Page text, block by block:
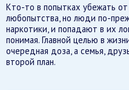
Кто-то в попытках убежать
любопытства, но люди по-
наркотики, и попадают в их
понимая. Главной целью в
очередная доза, а семья,
второй план.